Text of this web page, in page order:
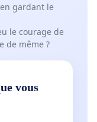
gardant le
le courage de
de même ?
vous